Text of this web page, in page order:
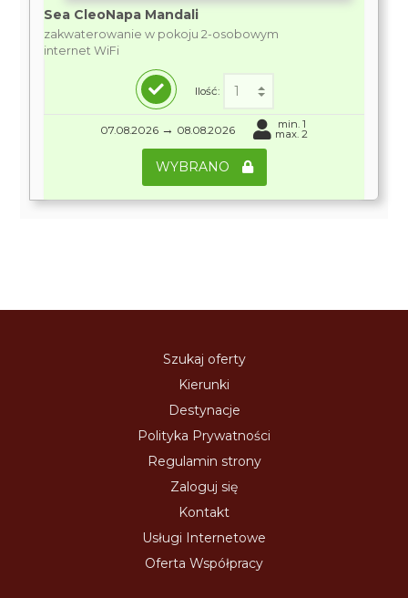
Sea CleoNapa Mandali
zakwaterowanie w pokoju 2-osobowym
internet WiFi
Ilość:
07.08.2026 → 08.08.2026 min. 1
max. 2
WYBRANO
Szukaj oferty
Kierunki
Destynacje
Polityka Prywatności
Regulamin strony
Zaloguj się
Kontakt
Usługi Internetowe
Oferta Współpracy